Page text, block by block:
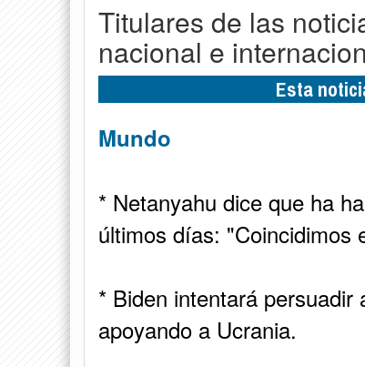
Titulares de las
nacional e
Esta
Mundo
* Netanyahu dice que ha
últimos días: "Coincidimos
* Biden intentará
apoyando a Ucrania.